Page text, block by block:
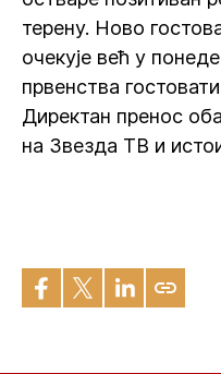
терену. Ново
очекује већ у
првенства
Директан пренос
на Звезда ТВ и